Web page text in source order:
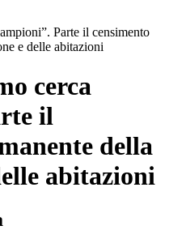
Parte il censimento
e delle abitazioni
cerca
il
della
abitazioni